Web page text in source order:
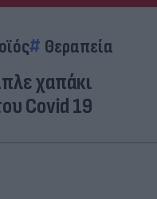
Θεραπεία
χαπάκι
Covid 19